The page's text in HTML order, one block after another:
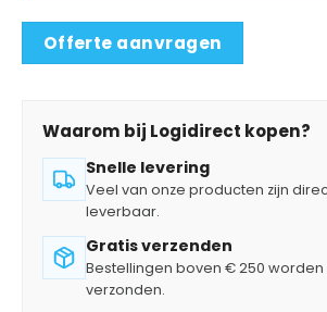
Offerte aanvragen
Waarom bij Logidirect kopen?
Snelle levering
Veel van onze producten zijn
leverbaar.
Gratis verzenden
Bestellingen boven € 250 worden
verzonden.